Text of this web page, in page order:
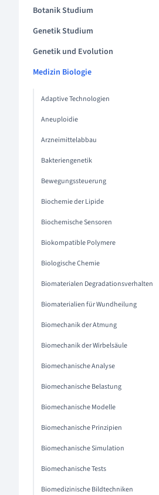
Botanik Studium
Genetik Studium
Genetik und Evolution
Medizin Biologie
Adaptive Technologien
Aneuploidie
Arzneimittelabbau
Bakteriengenetik
Bewegungssteuerung
Biochemie der Lipide
Biochemische Sensoren
Biokompatible Polymere
Biologische Chemie
Biomaterialen Degradationsverhalten
Biomaterialien für Wundheilung
Biomechanik der Atmung
Biomechanik der Wirbelsäule
Biomechanische Analyse
Biomechanische Belastung
Biomechanische Modelle
Biomechanische Prinzipien
Biomechanische Simulation
Biomechanische Tests
Biomedizinische Bildtechniken